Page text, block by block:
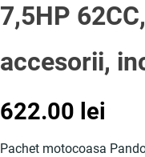
7,5HP
accesorii,
622.00 lei
Pachet motocoasa